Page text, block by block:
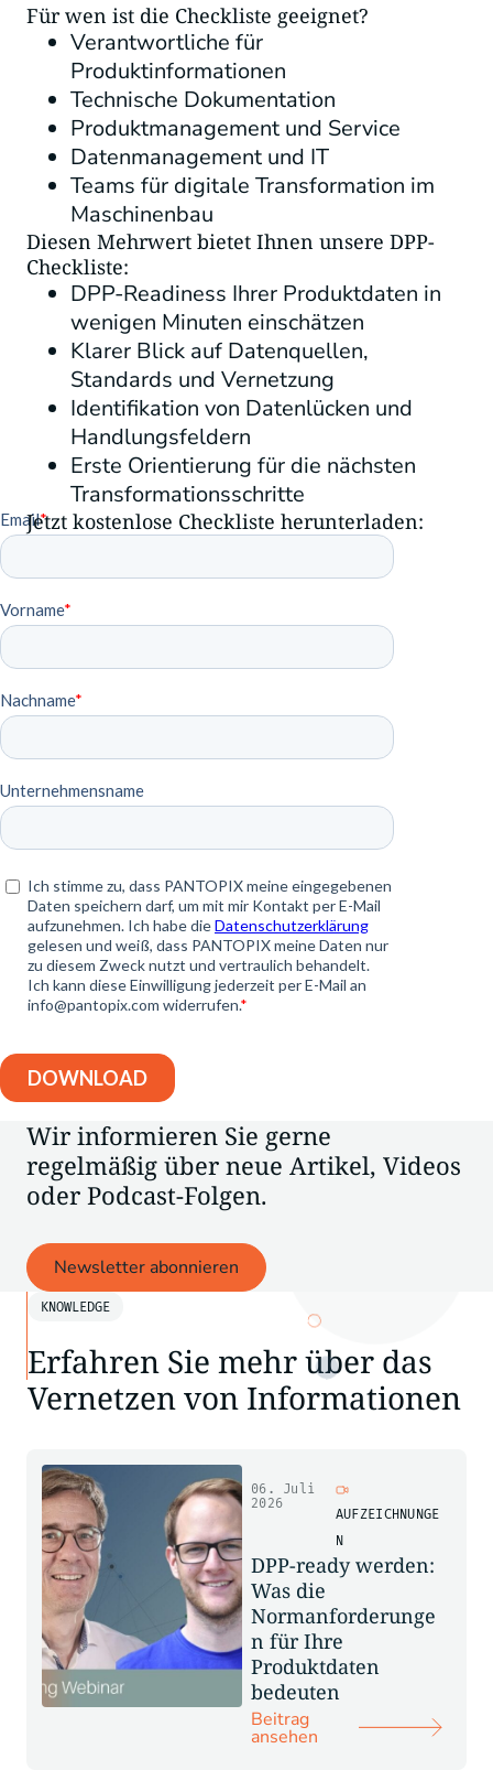
Für wen ist die Checkliste geeignet?
Verantwortliche für
Produktinformationen
Technische Dokumentation
Produktmanagement und Service
Datenmanagement und IT
Teams für digitale Transformation im
Maschinenbau
Diesen Mehrwert bietet Ihnen unsere DPP-
Checkliste:
DPP-Readiness Ihrer Produktdaten in
wenigen Minuten einschätzen
Klarer Blick auf Datenquellen,
Standards und Vernetzung
Identifikation von Datenlücken und
Handlungsfeldern
Erste Orientierung für die nächsten
Transformationsschritte
Jetzt kostenlose Checkliste herunterladen:
Wir informieren Sie gerne
regelmäßig über neue Artikel, Videos
oder Podcast-Folgen.
Newsletter abonnieren
KNOWLEDGE
Erfahren Sie mehr über das
Vernetzen von Informationen
AUFZEICHNUNGE
N
06. Juli
2026
DPP-ready werden:
Was die
Normanforderunge
n für Ihre
Produktdaten
bedeuten
Beitrag
ansehen